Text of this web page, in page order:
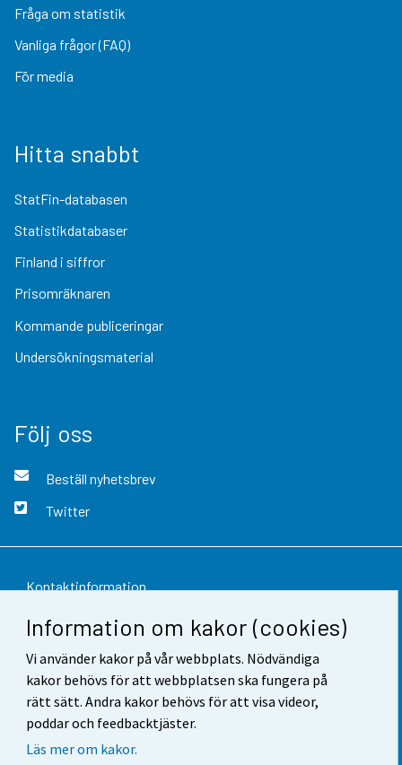
Information om kakor (cookies)
Vi använder kakor på vår webbplats. Nödvändiga
kakor behövs för att webbplatsen ska fungera på
rätt sätt. Andra kakor behövs för att visa videor,
poddar och feedbacktjäster.
Läs mer om kakor.
Fråga om statistik
Vanliga frågor (FAQ)
För media
Hitta snabbt
StatFin-databasen
Statistikdatabaser
Finland i siffror
Prisomräknaren
Kommande publiceringar
Undersökningsmaterial
Följ oss
Beställ nyhetsbrev
Twitter
Kontaktinformation
Respons
Användarvillkor
Dataskydd
Tillgänglighet